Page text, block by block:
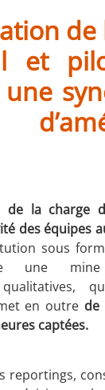
de
et
une
de la charge
des équipes
sous
une mine
en outre de
captées.
reportings,